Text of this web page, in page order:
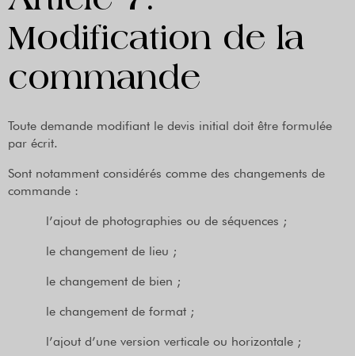
Modification de la
commande
Toute demande modifiant le devis initial doit être formulée
par écrit.
Sont notamment considérés comme des changements de
commande :
l’ajout de photographies ou de séquences ;
le changement de lieu ;
le changement de bien ;
le changement de format ;
l’ajout d’une version verticale ou horizontale ;